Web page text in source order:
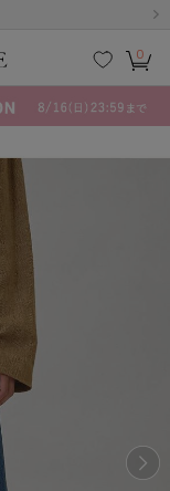
お気
に入
カー
ト
0